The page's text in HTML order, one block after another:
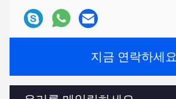
지금 연락하세요